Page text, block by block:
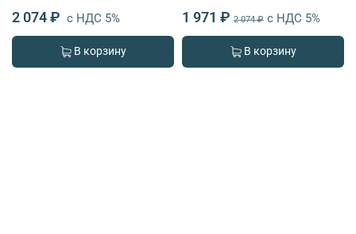
2 074 ₽ с НДС 5%
В корзину
1 971 ₽ 2 074 ₽ с НДС 5%
В корзину